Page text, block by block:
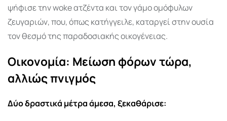
ψήφισε την woke ατζέντα και τον γάμο ομόφυλων
ζευγαριών, που, όπως κατήγγειλε, καταργεί στην ουσία
τον θεσμό της παραδοσιακής οικογένειας.
Οικονομία: Μείωση φόρων τώρα,
αλλιώς πνιγμός
Δύο δραστικά μέτρα άμεσα, ξεκαθάρισε: